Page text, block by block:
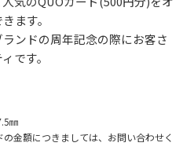
ます。
ンドの周年記念の際にお客さ
です。
㎜
の金額につきましては、お問い合わせく